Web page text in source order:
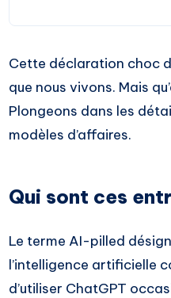
Cette déclaration choc
que nous vivons. Mais
Plongeons dans les
modèles d’affaires.
Qui sont ces
Le terme AI-pilled
l’intelligence artificielle
d’utiliser ChatGPT